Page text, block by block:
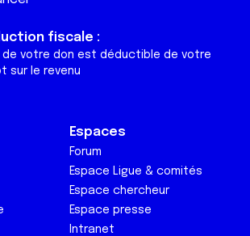
fiscale :
de votre don est déductible de votre
sur le revenu
Espaces
Forum
Espace Ligue & comités
Espace chercheur
Espace presse
Intranet